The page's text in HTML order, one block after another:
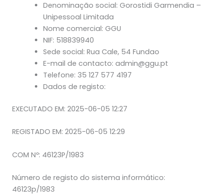
Denominação social: Gorostidi Garmendia –
Unipessoal Limitada
Nome comercial: GGU
NIF: 518839940
Sede social: Rua Cale, 54 Fundao
E-mail de contacto: admin@ggu.pt
Telefone: 35 127 577 4197
Dados de registo:
EXECUTADO EM: 2025-06-05 12:27
REGISTADO EM: 2025-06-05 12:29
COM Nº: 46123P/1983
Número de registo do sistema informático:
46123p/1983